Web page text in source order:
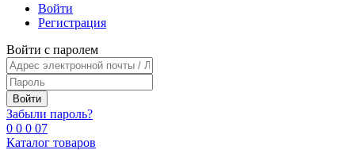
Войти
Регистрация
Войти с паролем
Войти
Забыли пароль?
0 0 0 07
Каталог товаров